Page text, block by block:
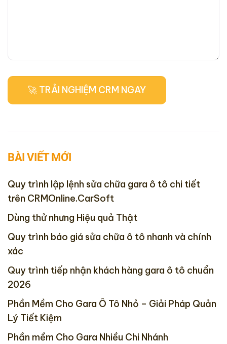
BÀI VIẾT MỚI
Quy trình lập lệnh sửa chữa gara ô tô chi tiết
trên CRMOnline.CarSoft
Dùng thử nhưng Hiệu quả Thật
Quy trình báo giá sửa chữa ô tô nhanh và chính
xác
Quy trình tiếp nhận khách hàng gara ô tô chuẩn
2026
Phần Mềm Cho Gara Ô Tô Nhỏ – Giải Pháp Quản
Lý Tiết Kiệm
Phần mềm Cho Gara Nhiều Chi Nhánh